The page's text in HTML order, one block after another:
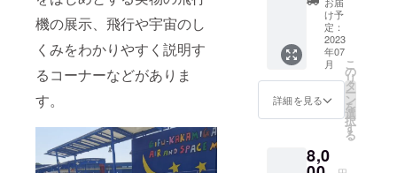
機の展示、飛行や宇宙のし
くみをわかりやすく説明す
るコーナーなどがありま
す。
問題を
お送り
くださ
い。謎
解き挑
戦者に
セージ
などを
いても
載せた
いメッ
セージ
も一緒
に掲載
す。ロ
ゴやバ
は縦の
です。
もちろ
ん、
HADO
を何度
もやり
たい人
※「備考
しくな
る可能
性もあ
るた
め、お
名前で
お願い
の並び
は、お
分
1000円
分がお
得にな
るお得
なチ
ケッ
ト、ク
ラウド
ディン
グ限定
け予
定：
2023
年07
月
詳細を見る
こ
の
リ
タ
ー
ン
を
選
択
す
る
8,0